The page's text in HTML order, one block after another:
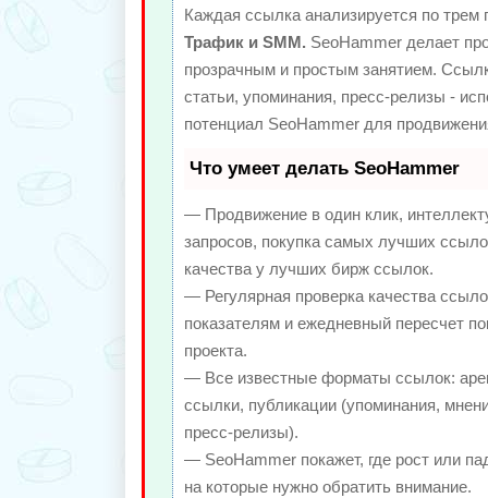
Каждая ссылка анализируется по трем
Трафик и SMM. SeoHammer делает
прозрачным и простым занятием.
статьи, упоминания, пресс-релизы -
потенциал SeoHammer для
Что умеет делать SeoHammer
— Продвижение в один клик,
запросов, покупка самых лучших
качества у лучших бирж ссылок.
— Регулярная проверка качества
показателям и ежедневный пересчет
проекта.
— Все известные форматы ссылок:
ссылки, публикации (упоминания,
пресс-релизы).
— SeoHammer покажет, где рост или
на которые нужно обратить внимание.